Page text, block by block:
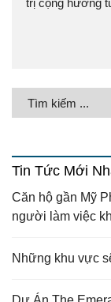
trị cộng hưởng
Tin Tức Mới
Căn hộ gần Mỹ
người làm việc
Những khu vực